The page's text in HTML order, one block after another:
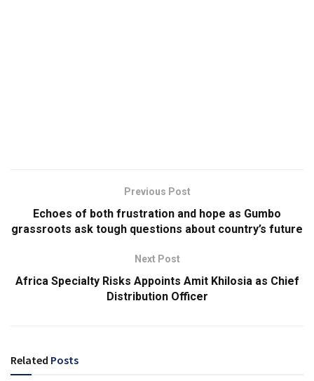
Previous Post
Echoes of both frustration and hope as Gumbo
grassroots ask tough questions about country’s future
Next Post
Africa Specialty Risks Appoints Amit Khilosia as Chief
Distribution Officer
Related Posts